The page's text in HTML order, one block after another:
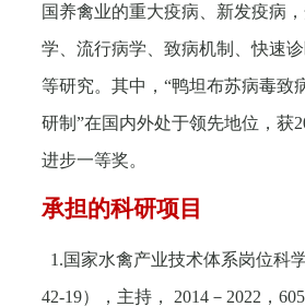
国养禽业的重大疫病、新发疫病
学、流行病学、致病机制、快速
等研究。其中，“鸭坦布苏病毒致
研制”在国内外处于领先地位，获
进步一等奖。
承担的科研项目
1.国家水禽产业技术体系岗位科
42-19），主持， 2014－ 2022 ， 605